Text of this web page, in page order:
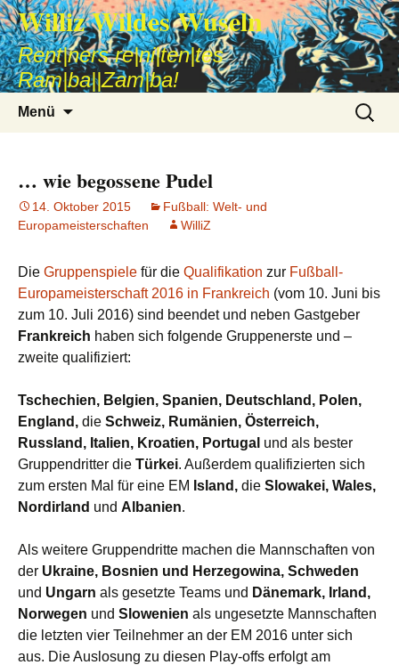
Williz Wildes Wuseln
Rent|ners re|ni|ten|tes
Ram|ba||Zam|ba!
Menü
Suche
nach:
… wie begossene Pudel
14. Oktober 2015
Fußball: Welt- und
Europameisterschaften
WilliZ
Die Gruppenspiele für die Qualifikation zur Fußball-
Europameisterschaft 2016 in Frankreich (vom 10. Juni bis
zum 10. Juli 2016) sind beendet und neben Gastgeber
Frankreich haben sich folgende Gruppenerste und –
zweite qualifiziert:
Tschechien, Belgien, Spanien, Deutschland, Polen,
England, die Schweiz, Rumänien, Österreich,
Russland, Italien, Kroatien, Portugal und als bester
Gruppendritter die Türkei. Außerdem qualifizierten sich
zum ersten Mal für eine EM Island, die Slowakei, Wales,
Nordirland und Albanien.
Als weitere Gruppendritte machen die Mannschaften von
der Ukraine, Bosnien und Herzegowina, Schweden
und Ungarn als gesetzte Teams und Dänemark, Irland,
Norwegen und Slowenien als ungesetzte Mannschaften
die letzten vier Teilnehmer an der EM 2016 unter sich
aus. Die Auslosung zu diesen Play-offs erfolgt am